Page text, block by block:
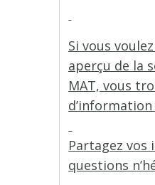
Si vous
aperçu de la
MAT, vous
d’information
Partagez vos
questions